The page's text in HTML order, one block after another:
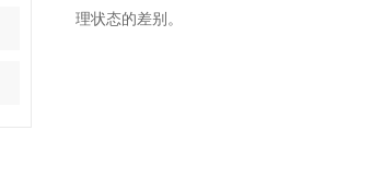
理状态的差别。